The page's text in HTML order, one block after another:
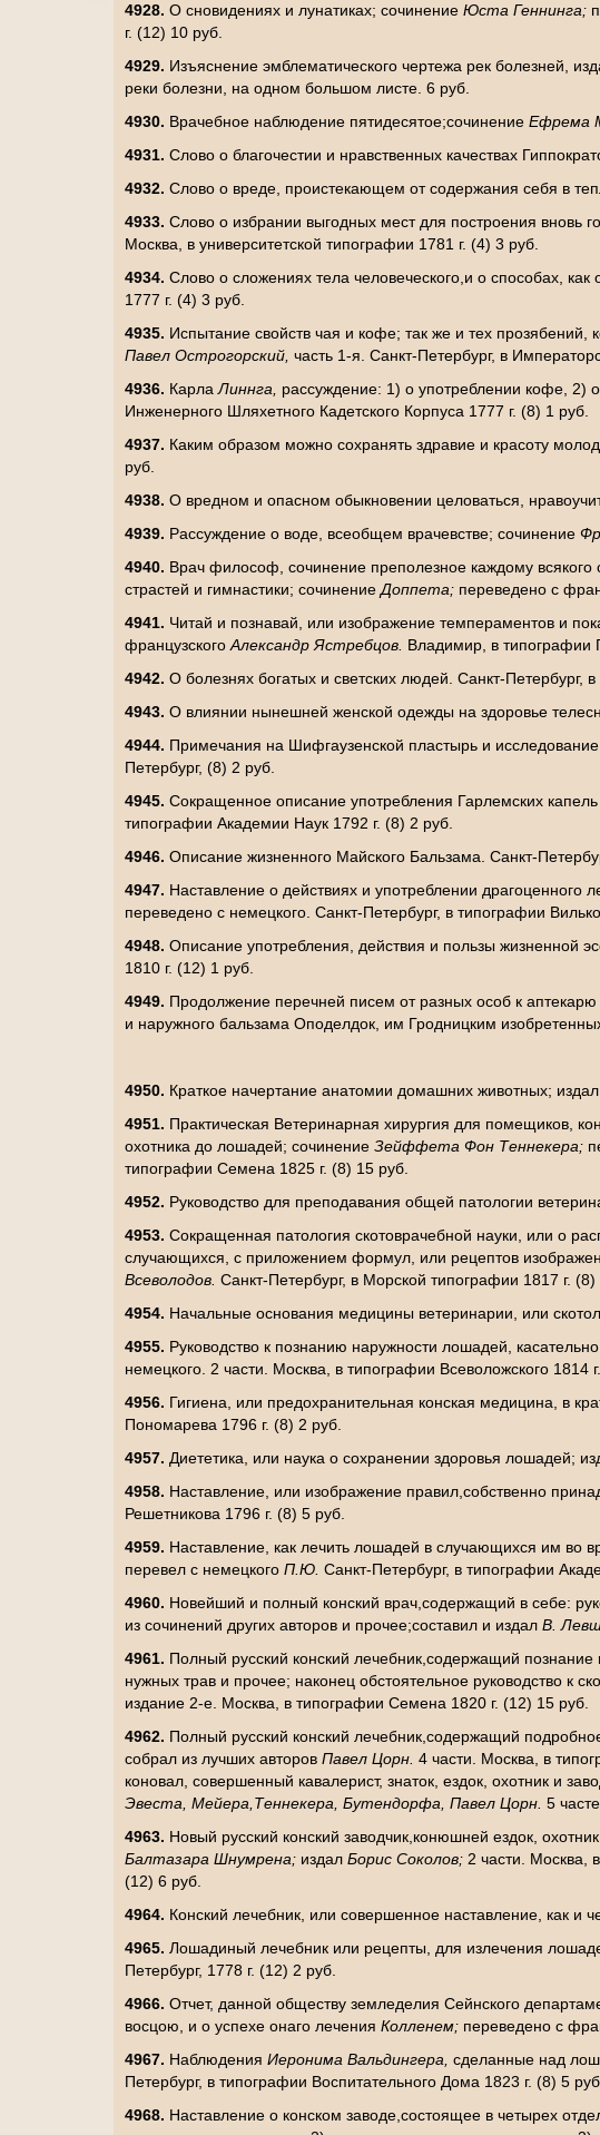
4928. О сновидениях и лунатиках; сочинение Юста Геннинга;
г. (12) 10 руб.
4929. Изъяснение эмблематического чертежа рек болезней,
реки болезни, на одном большом листе. 6 руб.
4930. Врачебное наблюдение пятидесятое;сочинение Ефрема
4931. Слово о благочестии и нравственных качествах
4932. Слово о вреде, проистекающем от содержания себя в
4933. Слово о избрании выгодных мест для построения вновь
Москва, в университетской типографии 1781 г. (4) 3 руб.
4934. Слово о сложениях тела человеческого,и о способах,
1777 г. (4) 3 руб.
4935. Испытание свойств чая и кофе; так же и тех
Павел Острогорский, часть 1-я. Санкт-Петербург, в
4936. Карла Линнга, рассуждение: 1) о употреблении кофе, 2)
Инженерного Шляхетного Кадетского Корпуса 1777 г. (8) 1 руб.
4937. Каким образом можно сохранять здравие и красоту
руб.
4938. О вредном и опасном обыкновении целоваться,
4939. Рассуждение о воде, всеобщем врачевстве; сочинение
4940. Врач философ, сочинение преполезное каждому
страстей и гимнастики; сочинение Доппета; переведено с
4941. Читай и познавай, или изображение темпераментов и
французского Александр Ястребцов. Владимир, в типографии
4942. О болезнях богатых и светских людей. Санкт-Петербург,
4943. О влиянии нынешней женской одежды на здоровье
4944. Примечания на Шифгаузенской пластырь и
Петербург, (8) 2 руб.
4945. Сокращенное описание употребления Гарлемских
типографии Академии Наук 1792 г. (8) 2 руб.
4946. Описание жизненного Майского Бальзама. Санкт-
4947. Наставление о действиях и употреблении драгоценного
переведено с немецкого. Санкт-Петербург, в типографии
4948. Описание употребления, действия и пользы жизненной
1810 г. (12) 1 руб.
4949. Продолжение перечней писем от разных особ к
и наружного бальзама Оподелдок, им Гродницким
4950. Краткое начертание анатомии домашних животных; издал
4951. Практическая Ветеринарная хирургия для помещиков,
охотника до лошадей; сочинение Зейффета Фон Теннекера;
типографии Семена 1825 г. (8) 15 руб.
4952. Руководство для преподавания общей патологии
4953. Сокращенная патология скотоврачебной науки, или о
случающихся, с приложением формул, или рецептов
Всеволодов. Санкт-Петербург, в Морской типографии 1817 г. (8)
4954. Начальные основания медицины ветеринарии, или
4955. Руководство к познанию наружности лошадей,
немецкого. 2 части. Москва, в типографии Всеволожского 1814
4956. Гигиена, или предохранительная конская медицина, в
Пономарева 1796 г. (8) 2 руб.
4957. Диететика, или наука о сохранении здоровья лошадей;
4958. Наставление, или изображение правил,собственно
Решетникова 1796 г. (8) 5 руб.
4959. Наставление, как лечить лошадей в случающихся им во
перевел с немецкого П.Ю. Санкт-Петербург, в типографии
4960. Новейший и полный конский врач,содержащий в себе:
из сочинений других авторов и прочее;составил и издал В.
4961. Полный русский конский лечебник,содержащий познание
нужных трав и прочее; наконец обстоятельное руководство к
издание 2-е. Москва, в типографии Семена 1820 г. (12) 15 руб.
4962. Полный русский конский лечебник,содержащий
собрал из лучших авторов Павел Цорн. 4 части. Москва, в
коновал, совершенный кавалерист, знаток, ездок, охотник и
Эвеста, Мейера,Теннекера, Бутендорфа, Павел Цорн. 5
4963. Новый русский конский заводчик,конюшней ездок,
Балтазара Шнумрена; издал Борис Соколов; 2 части. Москва,
(12) 6 руб.
4964. Конский лечебник, или совершенное наставление, как и
4965. Лошадиный лечебник или рецепты, для излечения
Петербург, 1778 г. (12) 2 руб.
4966. Отчет, данной обществу земледелия Сейнского
восцою, и о успехе онаго лечения Колленем; переведено с
4967. Наблюдения Иеронима Вальдингера, сделанные над
Петербург, в типографии Воспитательного Дома 1823 г. (8) 5 руб.
4968. Наставление о конском заводе,состоящее в четырех